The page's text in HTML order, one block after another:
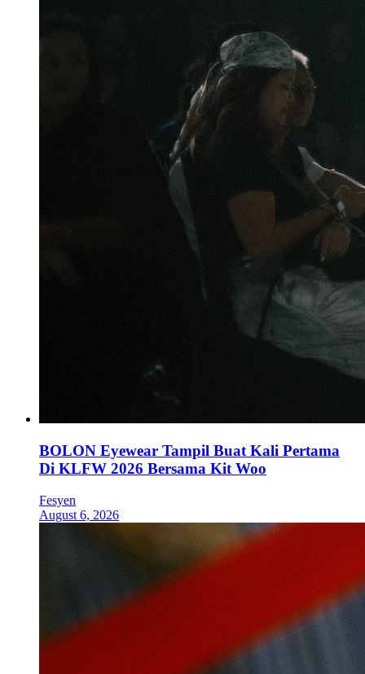
BOLON Eyewear Tampil Buat Kali Pertama
Di KLFW 2026 Bersama Kit Woo
Fesyen
August 6, 2026